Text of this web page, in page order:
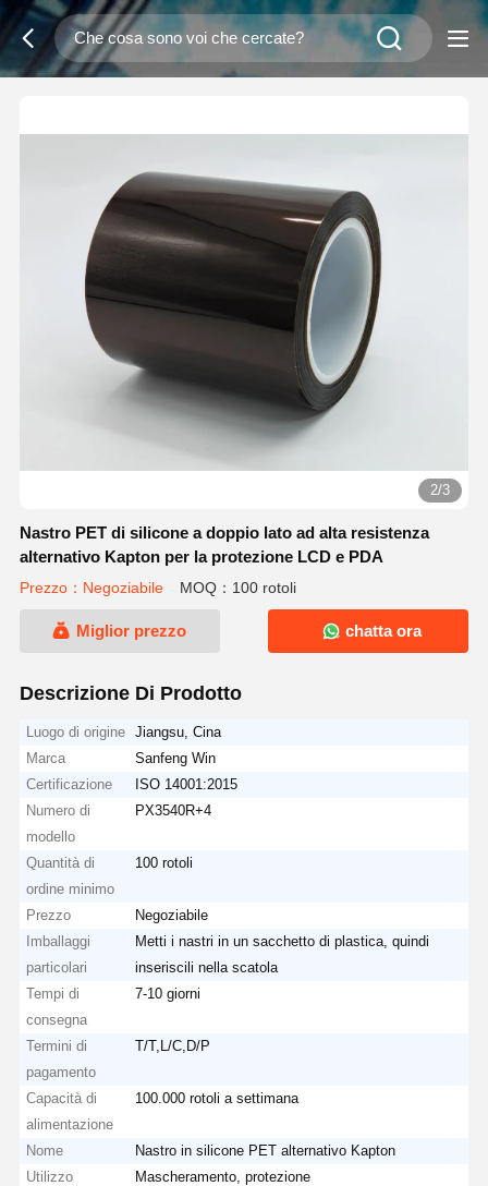
2/3
Nastro PET di silicone a doppio lato ad alta resistenza
alternativo Kapton per la protezione LCD e PDA
Prezzo：Negoziabile MOQ：100 rotoli
Miglior prezzo chatta ora
Descrizione Di Prodotto
Luogo di origine
Jiangsu, Cina
Marca
Sanfeng Win
Certificazione
ISO 14001:2015
Numero di
modello
PX3540R+4
Quantità di
ordine minimo
100 rotoli
Prezzo
Negoziabile
Imballaggi
particolari
Metti i nastri in un sacchetto di plastica, quindi
inseriscili nella scatola
Tempi di
consegna
7-10 giorni
Termini di
pagamento
T/T,L/C,D/P
Capacità di
alimentazione
100.000 rotoli a settimana
Nome
Nastro in silicone PET alternativo Kapton
Utilizzo
Mascheramento, protezione